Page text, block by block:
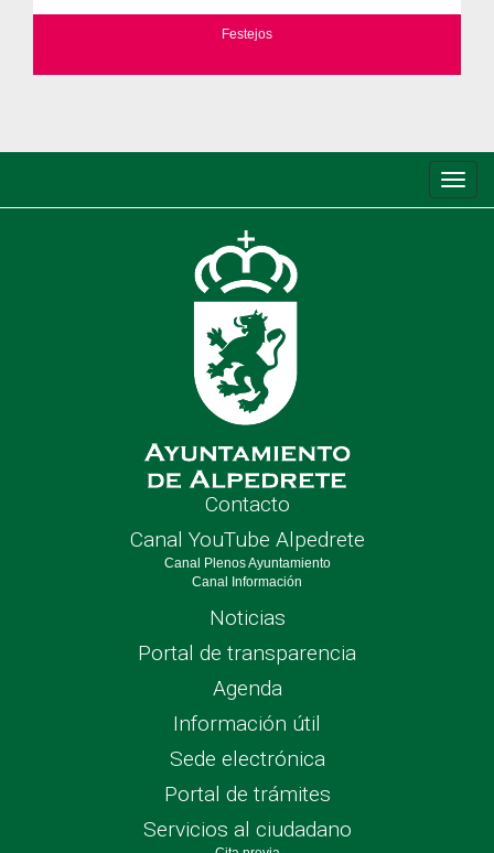
Festejos
de
Contacto
Canal YouTube Alpedrete
Canal Plenos Ayuntamiento
Canal Información
Noticias
Portal de transparencia
Agenda
Información útil
Sede electrónica
Portal de trámites
Servicios al ciudadano